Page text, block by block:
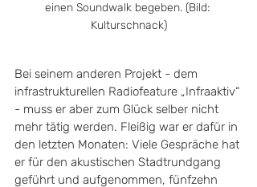
einen Soundwalk begeben. (Bild:
Kulturschnack)
Bei seinem anderen Projekt - dem
infrastrukturellen Radiofeature „Infraaktiv“
- muss er aber zum Glück selber nicht
mehr tätig werden. Fleißig war er dafür in
den letzten Monaten: Viele Gespräche hat
er für den akustischen Stadtrundgang
geführt und aufgenommen, fünfzehn